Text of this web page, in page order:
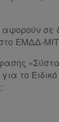
σε
ΕΜΔΔ-
το